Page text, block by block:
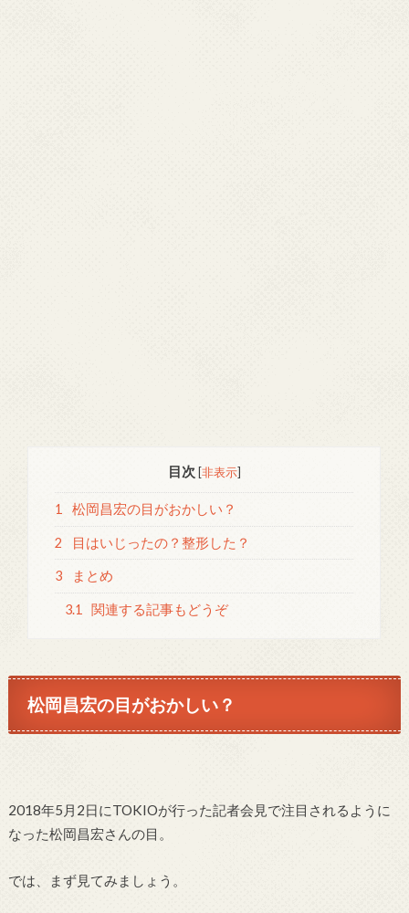
目次 [非表示]
1 松岡昌宏の目がおかしい？
2 目はいじったの？整形した？
3 まとめ
3.1 関連する記事もどうぞ
松岡昌宏の目がおかしい？
2018年5月2日にTOKIOが行った記者会見で注目されるように
なった松岡昌宏さんの目。
では、まず見てみましょう。